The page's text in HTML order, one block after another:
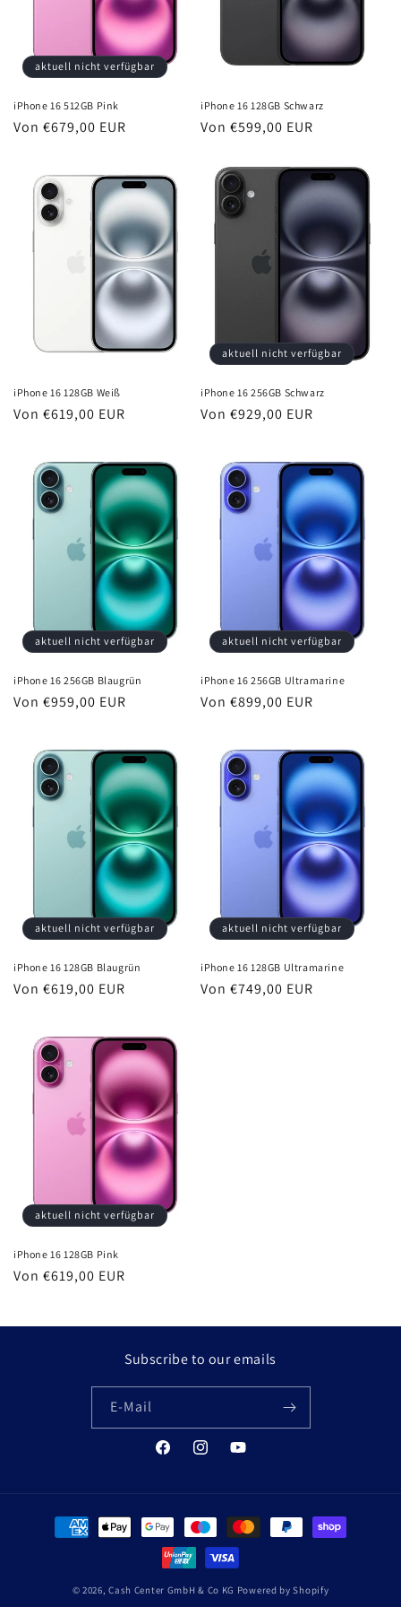
aktuell nicht verfügbar
iPhone 16 512GB Pink
Normaler
Von €679,00 EUR
iPhone 16 128GB Schwarz
Normaler
Von €599,00 EUR
iPhone 16 128GB Weiß
Normaler
Von €619,00 EUR
aktuell nicht verfügbar
iPhone 16 256GB Schwarz
Normaler
Von €929,00 EUR
aktuell nicht verfügbar
iPhone 16 256GB Blaugrün
Normaler
Von €959,00 EUR
aktuell nicht verfügbar
iPhone 16 256GB Ultramarine
Normaler
Von €899,00 EUR
aktuell nicht verfügbar
iPhone 16 128GB Blaugrün
Normaler
Von €619,00 EUR
aktuell nicht verfügbar
iPhone 16 128GB Ultramarine
Normaler
Von €749,00 EUR
aktuell nicht verfügbar
iPhone 16 128GB Pink
Normaler
Von €619,00 EUR
Subscribe to our emails
E-Mail
FacebookInstagramYouTube
Zahlungsmethoden
© 2026,Cash Center GmbH & Co KG Powered by Shopify